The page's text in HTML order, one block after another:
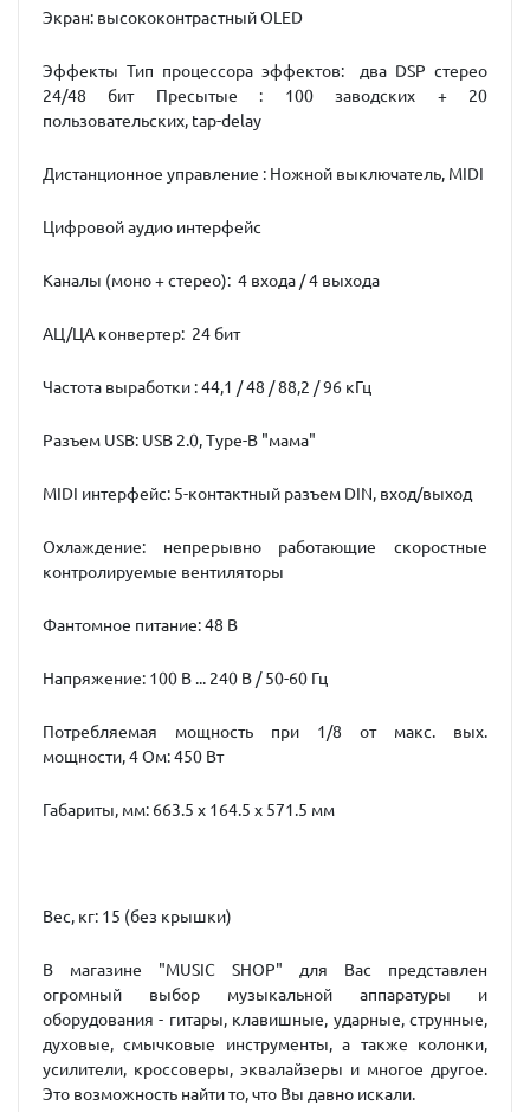
Экран: высококонтрастный OLED
Эффекты Тип процессора эффектов: два DSP стерео
24/48 бит Пресытые : 100 заводских + 20
пользовательских, tap-delay
Дистанционное управление : Ножной выключатель, MIDI
Цифровой аудио интерфейс
Каналы (моно + стерео): 4 входа / 4 выхода
АЦ/ЦА конвертер: 24 бит
Частота выработки : 44,1 / 48 / 88,2 / 96 кГц
Разъем USB: USB 2.0, Type-B "мама"
MIDI интерфейс: 5-контактный разъем DIN, вход/выход
Охлаждение: непрерывно работающие скоростные
контролируемые вентиляторы
Фантомное питание: 48 В
Напряжение: 100 В ... 240 В / 50-60 Гц
Потребляемая мощность при 1/8 от макс. вых.
мощности, 4 Ом: 450 Вт
Габариты, мм: 663.5 x 164.5 x 571.5 мм
Вес, кг: 15 (без крышки)
В магазине "MUSIC SHOP" для Вас представлен
огромный выбор музыкальной аппаратуры и
оборудования - гитары, клавишные, ударные, струнные,
духовые, смычковые инструменты, а также колонки,
усилители, кроссоверы, эквалайзеры и многое другое.
Это возможность найти то, что Вы давно искали.